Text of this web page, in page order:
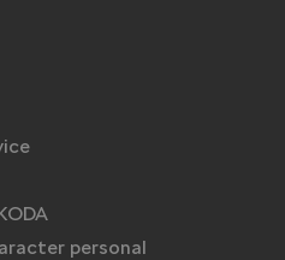
personal